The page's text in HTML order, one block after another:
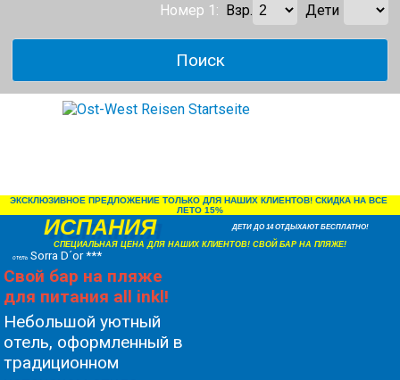
Номер 1: Взр. Дети
ЭКСКЛЮЗИВНОЕ ПРЕДЛОЖЕНИЕ ТОЛЬКО ДЛЯ НАШИХ КЛИЕНТОВ! СКИДКА НА ВСЕ
ЛЕТО 15%
ИСПАНИЯ ДЕТИ ДО 14 ОТДЫХАЮТ БЕСПЛАТНО!
СПЕЦИАЛЬНАЯ ЦЕНА ДЛЯ НАШИХ КЛИЕНТОВ! СВОЙ БАР НА ПЛЯЖЕ!
отель Sorra D´or ***
Свой бар на пляже
для питания all inkl!
Небольшой уютный
отель, оформленный в
традиционном